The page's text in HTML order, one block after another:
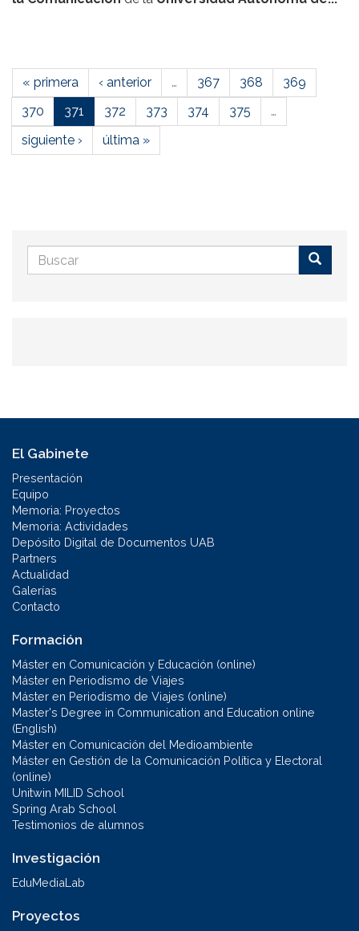
« primera ‹ anterior … 367 368
369
370
371 372 373 374 375
…
siguiente ›
última »
Formulario
de
El Gabinete
Presentación
Equipo
Memoria: Proyectos
Memoria: Actividades
Depósito Digital de Documentos UAB
Partners
Actualidad
Galerías
Contacto
Formación
Máster en Comunicación y Educación (online)
Máster en Periodismo de Viajes
Máster en Periodismo de Viajes (online)
Master's Degree in Communication and Education online
(English)
Máster en Comunicación del Medioambiente
Máster en Gestión de la Comunicación Política y Electoral
(online)
Unitwin MILID School
Spring Arab School
Testimonios de alumnos
Investigación
EduMediaLab
Proyectos